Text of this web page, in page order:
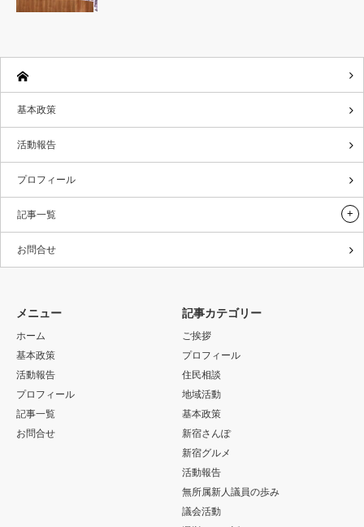
基本政策
活動報告
プロフィール
記事一覧
お問合せ
メニュー
ホーム
基本政策
活動報告
プロフィール
記事一覧
お問合せ
記事カテゴリー
ご挨拶
プロフィール
住民相談
地域活動
基本政策
新宿さんぽ
新宿グルメ
活動報告
無所属新人議員の歩み
議会活動